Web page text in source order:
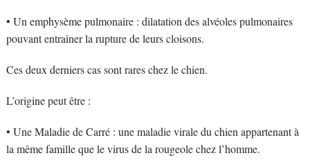
• Un emphysème pulmonaire : dilatation des alvéoles pulmonaires
pouvant entraîner la rupture de leurs cloisons.
Ces deux derniers cas sont rares chez le chien.
L’origine peut être :
• Une Maladie de Carré : une maladie virale du chien appartenant à
la même famille que le virus de la rougeole chez l’homme.